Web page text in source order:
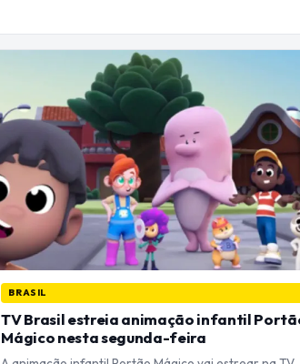
BRASIL
TV Brasil estreia animação infantil
Mágico nesta segunda-feira